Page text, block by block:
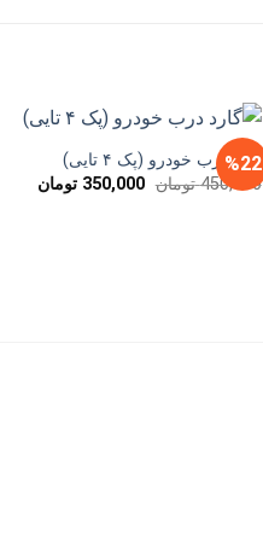
%22
گارد درب خودرو (پک ۴ تایی)
450,000 تومان قیمت
اصلی
350,000 تومانقیمت